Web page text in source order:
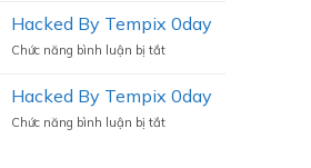
Tempix
0day
Hacked By Tempix 0day
Chức năng bình luận bị tắtở
Tempix
0day
Hacked By Tempix 0day
Chức năng bình luận bị tắtở